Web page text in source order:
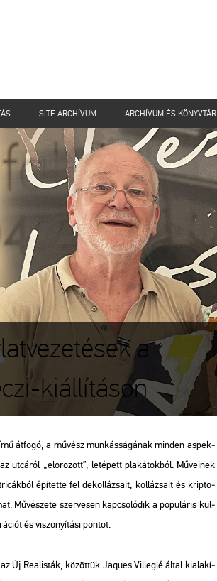
SITE ARCHÍVUM ARCHÍVUM ÉS KÖNYVTÁR
a
kiállításon
át­fo­gó, a mű­vész mun­kás­sá­gá­nak min­den as­pek­
ut­cá­ról „el­oro­zott”, le­té­pett pla­ká­tok­ból. Mű­ve­i­nek
épí­tet­te fel de­kol­lá­zsa­it, kol­lá­zsa­it és krip­to­
Mű­vé­sze­te szer­ve­sen kap­cso­ló­dik a po­pu­lá­ris kul­
és vi­szo­nyí­tá­si pon­tot.
Új Re­a­lis­ták, kö­zöt­tük Ja­ques Vil­leg­lé által ki­ala­kí­